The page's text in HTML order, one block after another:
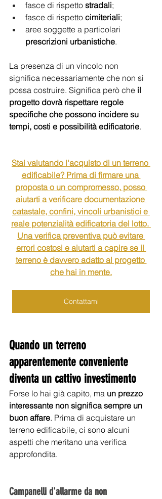
fasce di rispetto stradali;
fasce di rispetto cimiteriali;
aree soggette a particolari
prescrizioni urbanistiche.
La presenza di un vincolo non
significa necessariamente che non si
possa costruire. Significa però che il
progetto dovrà rispettare regole
specifiche che possono incidere su
tempi, costi e possibilità edificatorie.
Stai valutando l'acquisto di un terreno
edificabile? Prima di firmare una
proposta o un compromesso, posso
aiutarti a verificare documentazione
catastale, confini, vincoli urbanistici e
reale potenzialità edificatoria del lotto.
Una verifica preventiva può evitare
errori costosi e aiutarti a capire se il
terreno è davvero adatto al progetto
che hai in mente.
Contattami
Quando un terreno
apparentemente conveniente
diventa un cattivo investimento
Forse lo hai già capito, ma un prezzo
interessante non significa sempre un
buon affare. Prima di acquistare un
terreno edificabile, ci sono alcuni
aspetti che meritano una verifica
approfondita.
Campanelli d'allarme da non